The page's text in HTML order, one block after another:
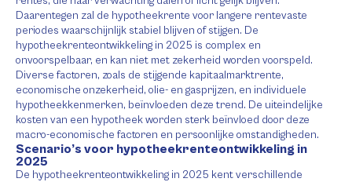
Daarentegen zal de hypotheekrente voor langere rentevaste
periodes waarschijnlijk stabiel blijven of stijgen. De
hypotheekrenteontwikkeling in 2025 is complex en
onvoorspelbaar, en kan niet met zekerheid worden voorspeld.
Diverse factoren, zoals de stijgende kapitaalmarktrente,
economische onzekerheid, olie- en gasprijzen, en individuele
hypotheekkenmerken, beïnvloeden deze trend. De uiteindelijke
kosten van een hypotheek worden sterk beïnvloed door deze
macro-economische factoren en persoonlijke omstandigheden.
Scenario’s voor hypotheekrenteontwikkeling in
2025
De hypotheekrenteontwikkeling in 2025 kent verschillende